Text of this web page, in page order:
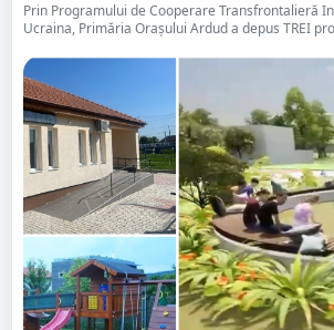
Prin Programului de Cooperare Transfrontalieră
Ucraina, Primăria Orașului Ardud a depus TREI